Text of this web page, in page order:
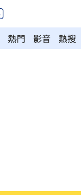
熱門 影音 熱搜